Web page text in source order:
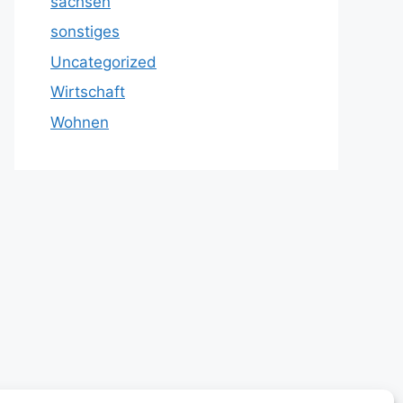
sonstiges
Uncategorized
Wirtschaft
Wohnen